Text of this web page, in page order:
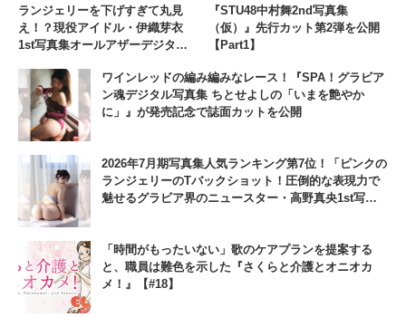
ランジェリーを下げすぎて丸見
え！？現役アイドル・伊織芽衣
1st写真集オールアザーデジタル
『STU48中村舞2nd写真集
（仮）』先行カット第2弾を公開
【Part1】
ワインレッドの編み編みなレース！『SPA！グラビア
ン魂デジタル写真集 ちとせよしの「いまを艶やか
に」』が発売記念で誌面カットを公開
2026年7月期写真集人気ランキング第7位！「ピンクの
ランジェリーのTバックショット！圧倒的な表現力で
魅せるグラビア界のニュースター・高野真央1st写真
「時間がもったいない」歌のケアプランを提案する
と、職員は難色を示した『さくらと介護とオニオカ
メ！』【#18】